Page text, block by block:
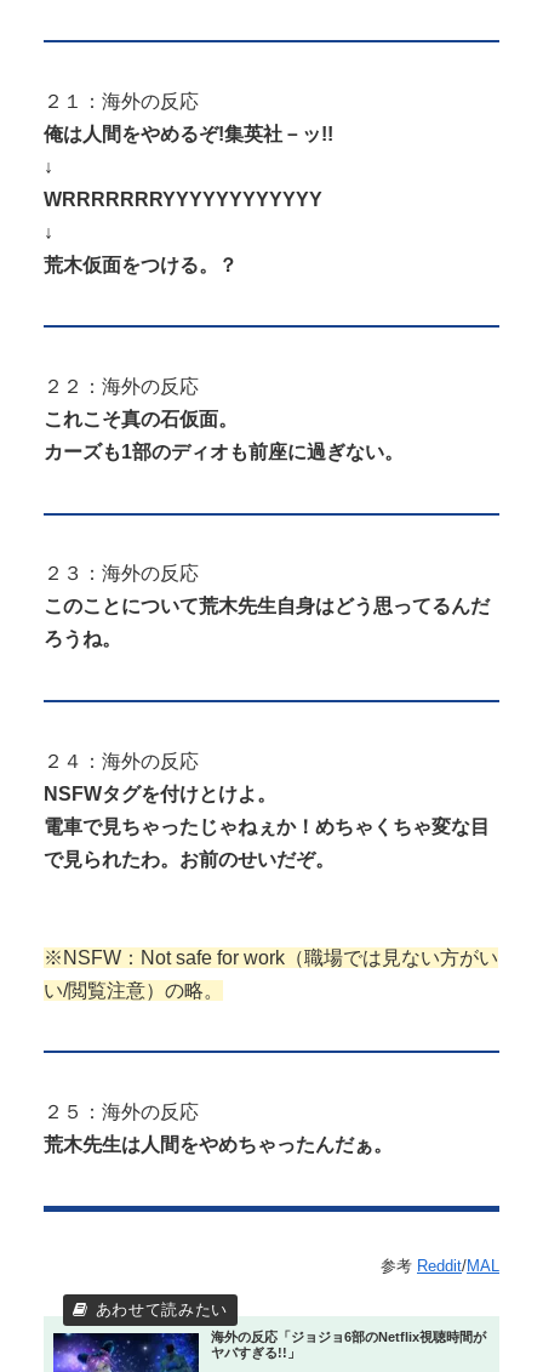
２１：海外の反応
俺は人間をやめるぞ!集英社－ッ!!
↓
WRRRRRRRYYYYYYYYYYYY
↓
荒木仮面をつける。？
２２：海外の反応
これこそ真の石仮面。
カーズも1部のディオも前座に過ぎない。
２３：海外の反応
このことについて荒木先生自身はどう思ってるんだ
ろうね。
２４：海外の反応
NSFWタグを付けとけよ。
電車で見ちゃったじゃねぇか！めちゃくちゃ変な目
で見られたわ。お前のせいだぞ。
※NSFW：Not safe for work（職場では見ない方がい
い/閲覧注意）の略。
２５：海外の反応
荒木先生は人間をやめちゃったんだぁ。
参考 Reddit/MAL
海外の反応「ジョジョ6部のNetflix視聴時間が
ヤバすぎる!!」